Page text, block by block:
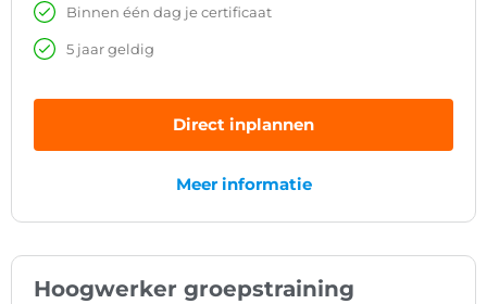
Binnen één dag je certificaat
5 jaar geldig
Direct inplannen
Meer informatie
Hoogwerker groepstraining